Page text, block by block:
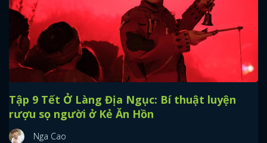
Tập 9 Tết Ở Làng Địa Ngục: Bí thuật luyện
rượu sọ người ở Kẻ Ăn Hồn
Nga Cao